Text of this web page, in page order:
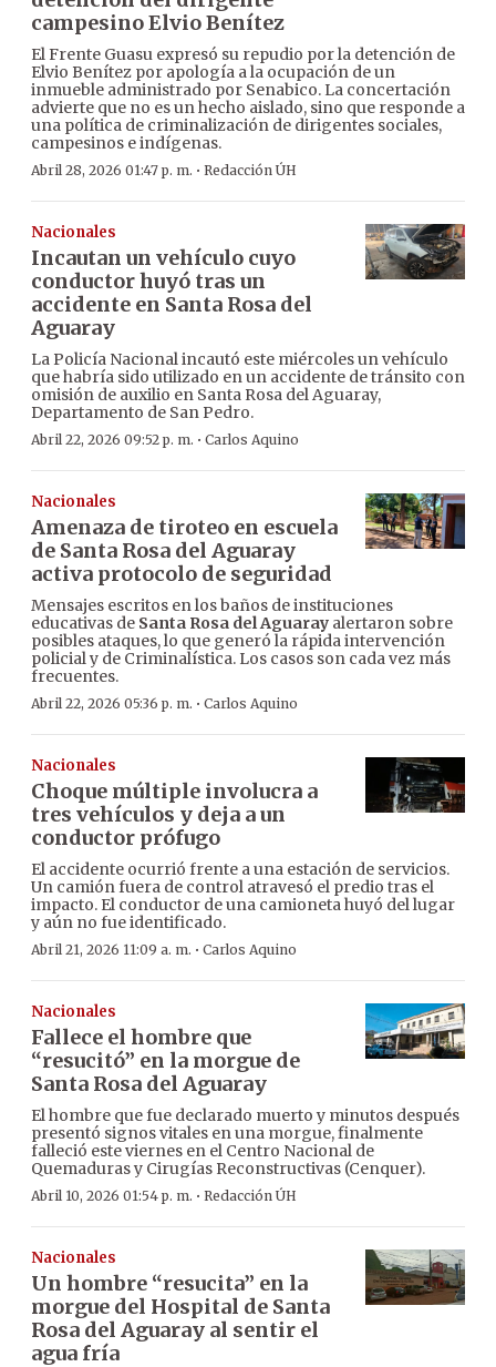
campesino Elvio Benítez
El Frente Guasu expresó su repudio por la detención de
Elvio Benítez por apología a la ocupación de un
inmueble administrado por Senabico. La concertación
advierte que no es un hecho aislado, sino que responde a
una política de criminalización de dirigentes sociales,
campesinos e indígenas.
Abril 28, 2026 01:47 p. m. · Redacción ÚH
Nacionales
Incautan un vehículo cuyo
conductor huyó tras un
accidente en Santa Rosa del
Aguaray
La Policía Nacional incautó este miércoles un vehículo
que habría sido utilizado en un accidente de tránsito con
omisión de auxilio en Santa Rosa del Aguaray,
Departamento de San Pedro.
Abril 22, 2026 09:52 p. m. · Carlos Aquino
Nacionales
Amenaza de tiroteo en escuela
de Santa Rosa del Aguaray
activa protocolo de seguridad
Mensajes escritos en los baños de instituciones
educativas de Santa Rosa del Aguaray alertaron sobre
posibles ataques, lo que generó la rápida intervención
policial y de Criminalística. Los casos son cada vez más
frecuentes.
Abril 22, 2026 05:36 p. m. · Carlos Aquino
Nacionales
Choque múltiple involucra a
tres vehículos y deja a un
conductor prófugo
El accidente ocurrió frente a una estación de servicios.
Un camión fuera de control atravesó el predio tras el
impacto. El conductor de una camioneta huyó del lugar
y aún no fue identificado.
Abril 21, 2026 11:09 a. m. · Carlos Aquino
Nacionales
Fallece el hombre que
“resucitó” en la morgue de
Santa Rosa del Aguaray
El hombre que fue declarado muerto y minutos después
presentó signos vitales en una morgue, finalmente
falleció este viernes en el Centro Nacional de
Quemaduras y Cirugías Reconstructivas (Cenquer).
Abril 10, 2026 01:54 p. m. · Redacción ÚH
Nacionales
Un hombre “resucita” en la
morgue del Hospital de Santa
Rosa del Aguaray al sentir el
agua fría